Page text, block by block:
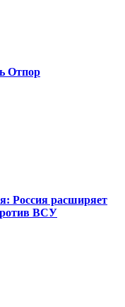
Отпор
Россия расширяет
ВСУ